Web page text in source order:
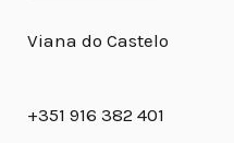
Viana do Castelo
+351 916 382 401